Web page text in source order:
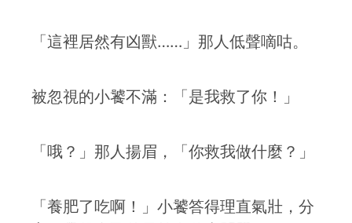
「這裡居然有凶獸……」那人低聲嘀咕。
被忽視的小饕不滿：「是我救了你！」
「哦？」那人揚眉，「你救我做什麼？」
「養肥了吃啊！」小饕答得理直氣壯，分